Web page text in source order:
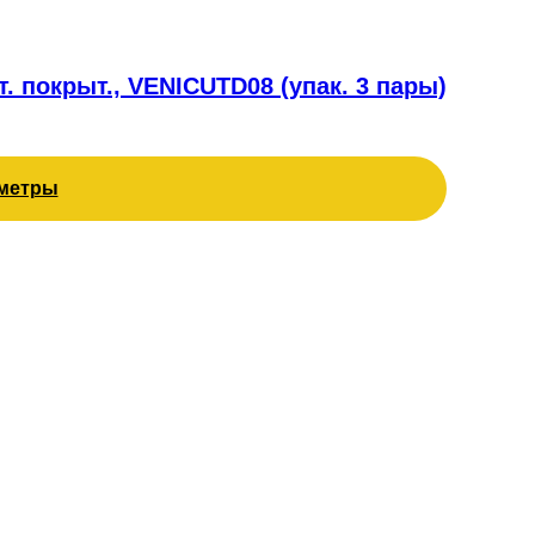
VENICUTD08 (упак. 3 пары)